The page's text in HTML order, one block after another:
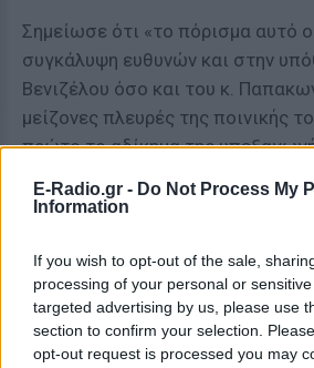
E-Radio.gr - Do Not Process My
Information
If you wish to opt-out of the sale,
processing of your personal or
targeted advertising by us, please use
section to confirm your selection.
opt-out request is processed you may
Σημείωσε ότι «το πόρισμα αυτό
συγκάλυψη ευθυνών και στην
Βενιζέλου όσο και του κ.
μείζονες πλευρές της ποινικής
πρώτο το αδίκημα της
έσπευσαν να κλείσουν «άρον –
από τον ΣΔΟΕ έρευνες και στα
της λίστας Λαγκάρντ»
βρίσκονται ηχηρά ονόματα του
επιχειρηματικού χώρου.